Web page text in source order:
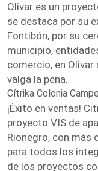
Olivar es un
se destaca por su
Fontibón, por su
municipio,
comercio, en
valga la pena.
Cítrika Colonia
¡Éxito en ventas!
proyecto VIS de
Rionegro, con más
para todos los
de los proyectos